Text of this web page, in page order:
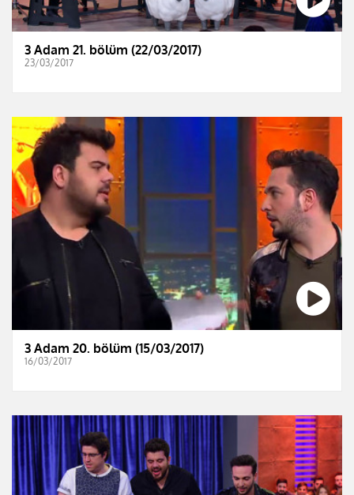
3 Adam 21. bölüm (22/03/2017)
23/03/2017
3 Adam 20. bölüm (15/03/2017)
16/03/2017